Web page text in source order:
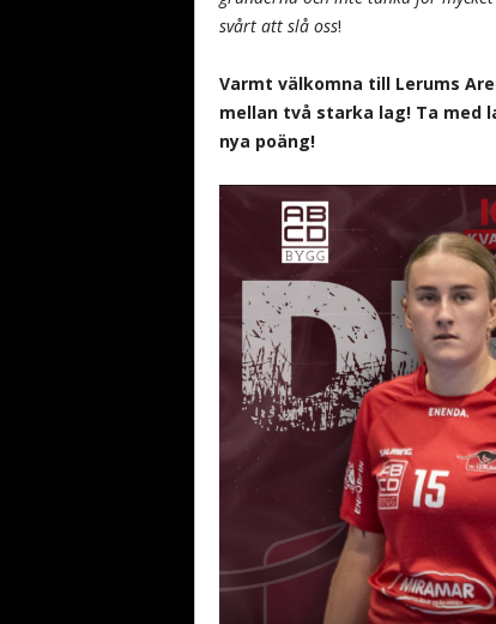
svårt att slå oss!
Varmt välkomna till Lerums
mellan två starka lag! Ta med
nya poäng!